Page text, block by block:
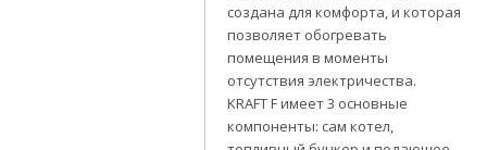
создана для комфорта, и которая
позволяет обогревать
помещения в моменты
отсутствия электричества.
KRAFT F имеет 3 основные
компоненты: сам котел,